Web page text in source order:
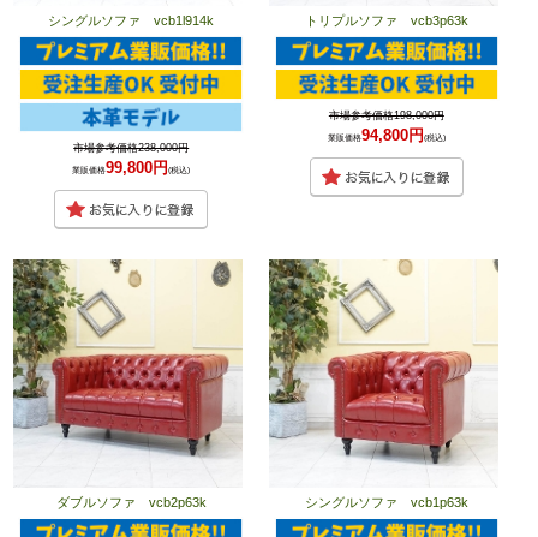
シングルソファ vcb1l914k
市場参考価格238,000円
業販価格99,800円(税込)
トリプルソファ vcb3p63k
市場参考価格198,000円
業販価格94,800円(税込)
ダブルソファ vcb2p63k シングルソファ vcb1p63k